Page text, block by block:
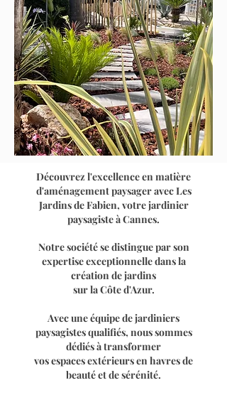
Découvrez l'excellence en matière
d'aménagement paysager avec Les
Jardins de Fabien, votre jardinier
paysagiste à Cannes.
Notre société se distingue par son
expertise exceptionnelle dans la
création de jardins
sur la Côte d'Azur.
Avec une équipe de jardiniers
paysagistes qualifiés, nous sommes
dédiés à transformer
vos espaces extérieurs en havres de
beauté et de sérénité.